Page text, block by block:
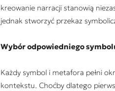
kreowanie narracji stanowią
jednak stworzyć przekaz
Wybór odpowiedniego
Każdy symbol i metafora pełni
kontekstu. Choćby dlatego